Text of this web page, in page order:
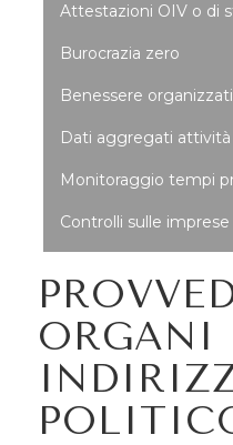
Attestazioni OIV o di
Burocrazia zero
Benessere
Dati aggregati
Monitoraggio tempi
Controlli sulle imprese
ORGANI